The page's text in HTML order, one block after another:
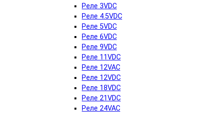
Реле 3VDC
Реле 4.5VDC
Реле 5VDC
Реле 6VDC
Реле 9VDC
Реле 11VDC
Реле 12VAC
Реле 12VDC
Реле 18VDC
Реле 21VDC
Реле 24VAC